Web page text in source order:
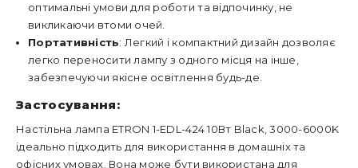
оптимальні умови для роботи та відпочинку, не
викликаючи втоми очей.
Портативність: Легкий і компактний дизайн дозволяє
легко переносити лампу з одного місця на інше,
забезпечуючи якісне освітлення будь-де.
Застосування:
Настільна лампа ETRON 1-EDL-424 10Вт Black, 3000-6000K
ідеально підходить для використання в домашніх та
офісних умовах. Вона може бути використана для